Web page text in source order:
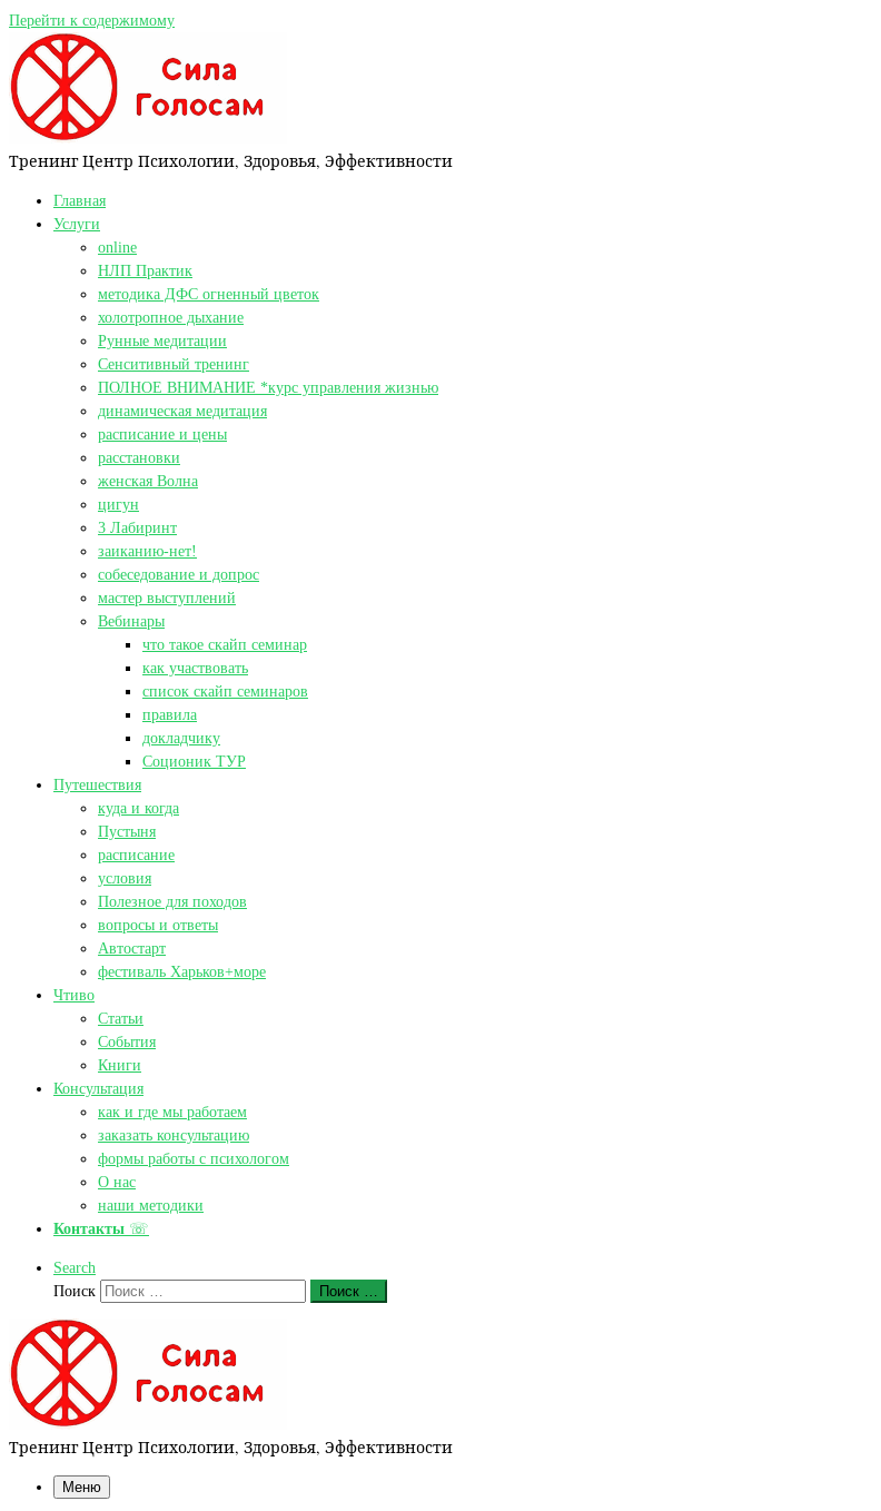
Перейти к содержимому
Тренинг Центр Психологии, Здоровья, Эффективности
Главная
Услуги
online
НЛП Практик
методика ДФС огненный цветок
холотропное дыхание
Рунные медитации
Сенситивный тренинг
ПОЛНОЕ ВНИМАНИЕ *курс управления жизнью
динамическая медитация
расписание и цены
расстановки
женская Волна
цигун
3 Лабиринт
заиканию-нет!
собеседование и допрос
мастер выступлений
Вебинары
что такое скайп семинар
как участвовать
список скайп семинаров
правила
докладчику
Соционик ТУР
Путешествия
куда и когда
Пустыня
расписание
условия
Полезное для походов
вопросы и ответы
Автостарт
фестиваль Харьков+море
Чтиво
Статьи
События
Книги
Консультация
как и где мы работаем
заказать консультацию
формы работы с психологом
О нас
наши методики
Контакты ☏
Search
Поиск
Поиск …
Тренинг Центр Психологии, Здоровья, Эффективности
Меню